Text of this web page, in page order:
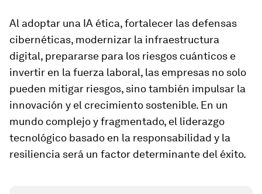
Al adoptar una IA ética, fortalecer las defensas
cibernéticas, modernizar la infraestructura
digital, prepararse para los riesgos cuánticos e
invertir en la fuerza laboral, las empresas no solo
pueden mitigar riesgos, sino también impulsar la
innovación y el crecimiento sostenible. En un
mundo complejo y fragmentado, el liderazgo
tecnológico basado en la responsabilidad y la
resiliencia será un factor determinante del éxito.